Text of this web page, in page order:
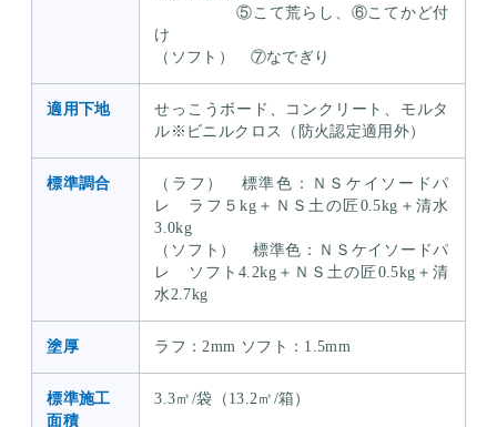
⑤こて荒らし、⑥こてかど付
け
（ソフト） ⑦なでぎり
適用下地
せっこうボード、コンクリート、モルタ
ル※ビニルクロス（防火認定適用外）
標準調合
（ラフ） 標準色：ＮＳケイソードパ
レ ラフ５kg＋ＮＳ土の匠0.5kg＋清水
3.0kg
（ソフト） 標準色：ＮＳケイソードパ
レ ソフト4.2kg＋ＮＳ土の匠0.5kg＋清
水2.7kg
塗厚 ラフ：2mm ソフト：1.5mm
標準施工
面積
3.3㎡/袋（13.2㎡/箱）